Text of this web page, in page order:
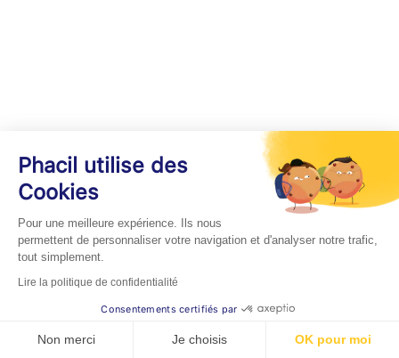
Phacil utilise des
Cookies
Pour une meilleure expérience. Ils nous
permettent de personnaliser votre navigation et d'analyser notre trafic,
tout simplement.
Lire la politique de confidentialité
Consentements certifiés par
Non merci Je choisis OK pour moi